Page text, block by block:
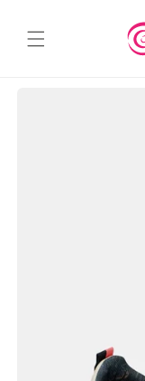
al contenido